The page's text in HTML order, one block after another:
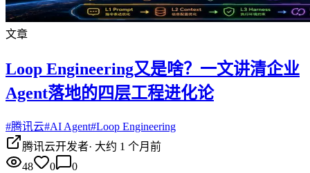
文章
Loop Engineering又是啥？一文讲清企业
Agent落地的四层工程进化论
#腾讯云#AI Agent#Loop Engineering
腾讯云开发者· 大约 1 个月前
48
0 0